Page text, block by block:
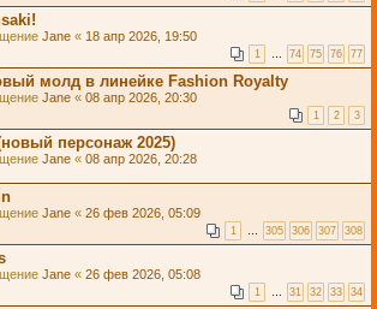
Jane « 18 апр 2026, 19:50
1 … 74 75 76 77
молд в линейке Fashion Royalty
Jane « 08 апр 2026, 20:30
1 2 3
персонаж 2025)
Jane « 08 апр 2026, 20:28
Jane « 26 фев 2026, 05:09
1 … 305 306 307 308
Jane « 26 фев 2026, 05:08
1 … 31 32 33 34